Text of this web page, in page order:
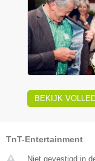
BEKIJK
TnT-Entertainment
Niet gevestigd in